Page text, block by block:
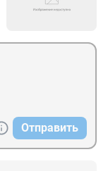
Отправить